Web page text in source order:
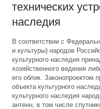
технических
наследия
В соответствии с
и культуры) народов
культурного наследия
хозяйственного ведения
его облик. Законопроектом
объекта культурного
культурного наследия
антенн, в том числе